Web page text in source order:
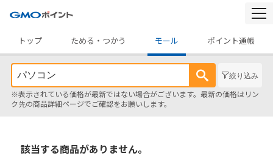
トップ
ためる・つかう モール ポイント通帳
絞り込み
※表示されている価格が最新ではない場合がございます。最新の価格はリン
ク先の商品詳細ページでご確認をお願いします。
該当する商品がありません。